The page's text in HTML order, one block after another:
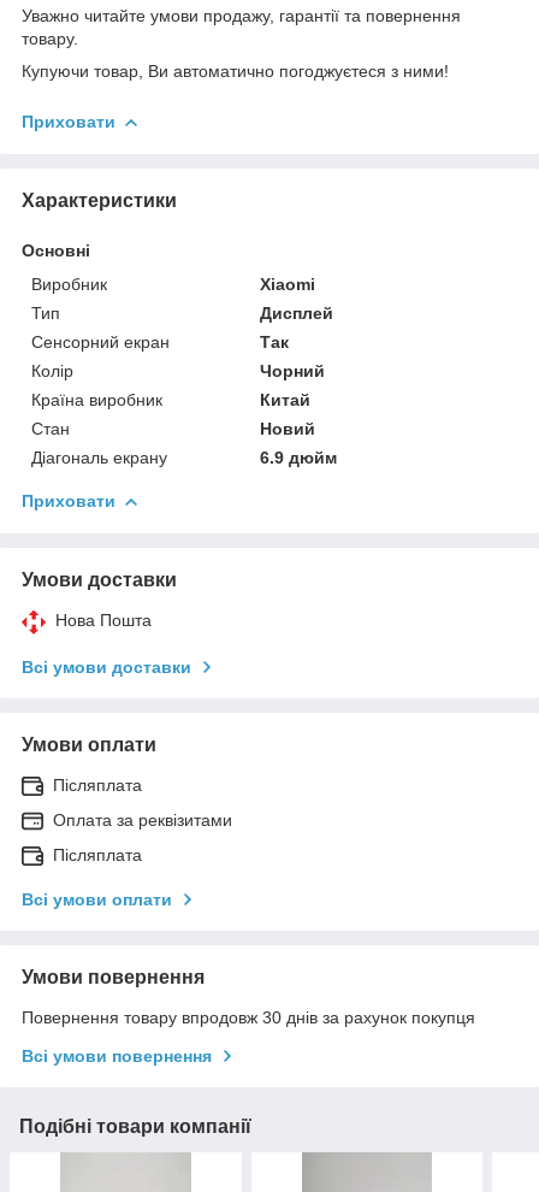
Уважно читайте умови продажу, гарантії та повернення
товару.
Купуючи товар, Ви автоматично погоджуєтеся з ними!
Приховати
Характеристики
Основні
Виробник
Xiaomi
Тип
Дисплей
Сенсорний екран
Так
Колір
Чорний
Країна виробник
Китай
Стан
Новий
Діагональ екрану
6.9 дюйм
Приховати
Умови доставки
Нова Пошта
Всі умови доставки
Умови оплати
Післяплата
Оплата за реквізитами
Післяплата
Всі умови оплати
Умови повернення
Повернення товару впродовж 30 днів за рахунок покупця
Всі умови повернення
Подібні товари компанії